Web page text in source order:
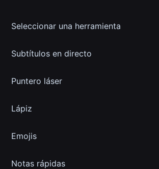
Seleccionar una herramienta
Subtítulos en directo
Puntero láser
Lápiz
Emojis
Notas rápidas